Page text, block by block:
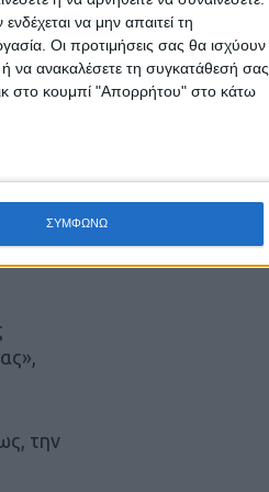
να μην απαιτεί τη
Οι προτιμήσεις σας θα ισχύουν
ή να ανακαλέσετε τη συγκατάθεσή σας
στο κουμπί "Απορρήτου" στο κάτω
ΣΥΜΦΩΝΩ
την